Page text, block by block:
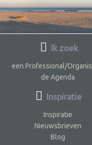
Ik zoek
een Professional/
de Agenda
Inspiratie
Inspiratie
Nieuwsbrieven
Blog